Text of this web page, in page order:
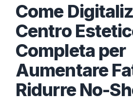
Come
Centro
Completa per
Aumentare
Ridurre No-